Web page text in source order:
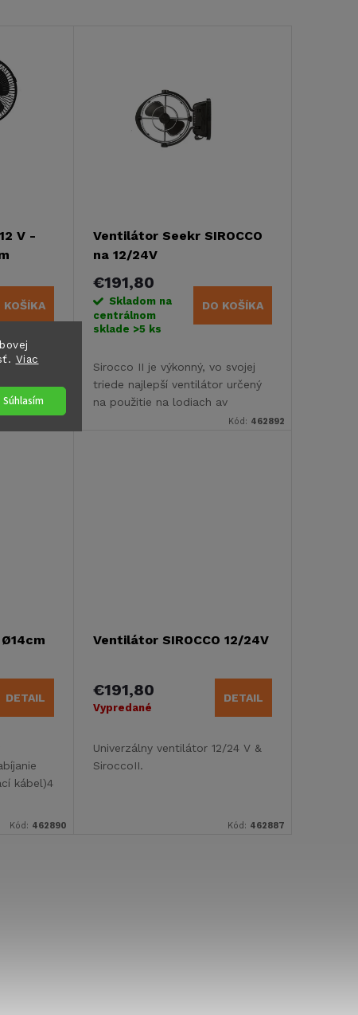
Viac
Súhlasím
V -
KOŠÍKA
Ventilátor Seekr SIROCCO
na 12/24V
€191,80
Skladom na
centrálnom
sklade >5 ks
DO KOŠÍKA
Sirocco II je výkonný, vo svojej
triede najlepší ventilátor určený
na použitie na lodiach av
Kód: 462892
DETAIL
kábel)4
Kód: 462890
Ventilátor SIROCCO 12/24V
€191,80
Vypredané
DETAIL
Univerzálny ventilátor 12/24 V &
SiroccoII.
Kód: 462887